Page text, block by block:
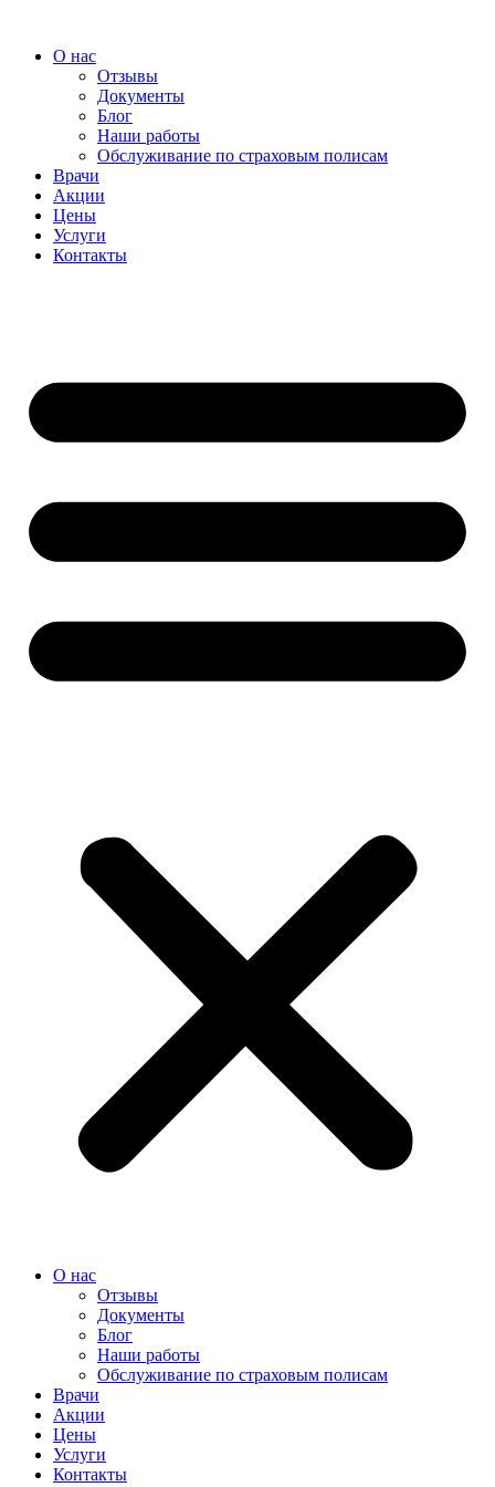
содержимому
О нас
Отзывы
Документы
Блог
Наши работы
Обслуживание по страховым полисам
Врачи
Акции
Цены
Услуги
Контакты
О нас
Отзывы
Документы
Блог
Наши работы
Обслуживание по страховым полисам
Врачи
Акции
Цены
Услуги
Контакты